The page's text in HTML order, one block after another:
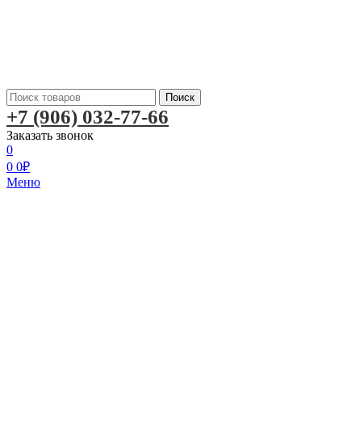
Поиск
+7 (906) 032-77-66
Заказать звонок
0
0 0₽
Меню